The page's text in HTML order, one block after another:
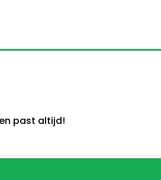
past altijd!